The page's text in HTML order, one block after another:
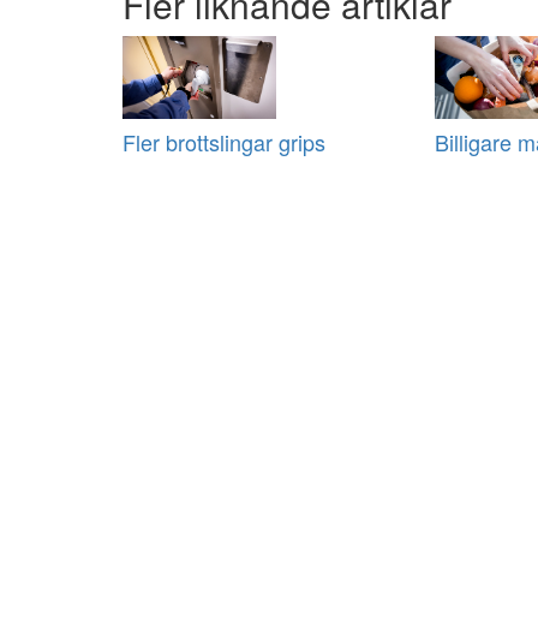
Fler brottslingar grips Billigare